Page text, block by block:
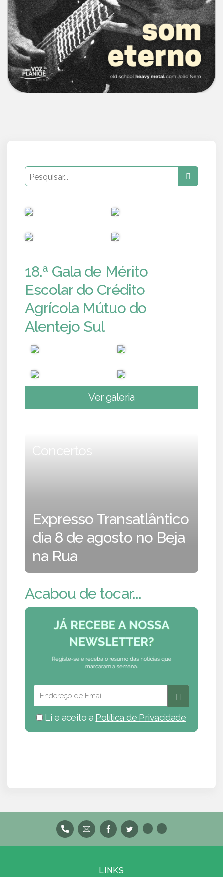
18.ª Gala de Mérito
Escolar do Crédito
Agrícola Mútuo do
Alentejo Sul
Ver galeria
Concertos
Expresso Transatlântico
dia 8 de agosto no Beja
na Rua
Acabou de tocar...
Li e aceito a Política de Privacidade
LINKS